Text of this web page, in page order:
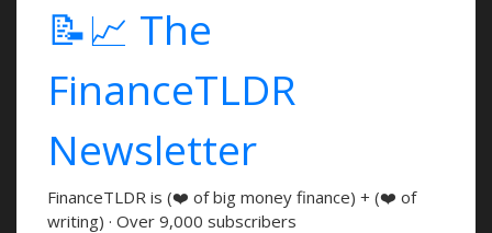
📝📈 The
FinanceTLDR
Newsletter
FinanceTLDR is (❤️ of big money finance) + (❤️ of
writing) · Over 9,000 subscribers